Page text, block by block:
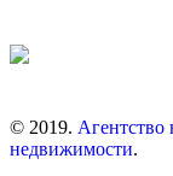
© 2019. Агентство
недвижимости.